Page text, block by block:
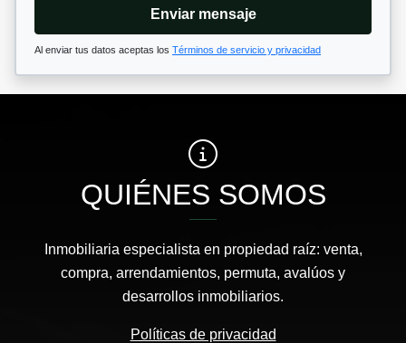
Enviar mensaje
Al enviar tus datos aceptas los Términos de servicio y privacidad
QUIÉNES SOMOS
Inmobiliaria especialista en propiedad raíz: venta,
compra, arrendamientos, permuta, avalúos y
desarrollos inmobiliarios.
Políticas de privacidad